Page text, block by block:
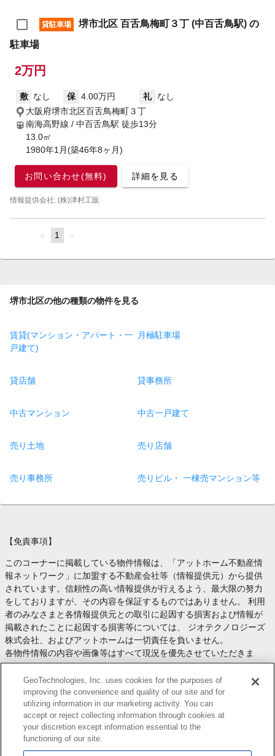
貸駐車場
堺市北区 百舌鳥梅町３丁 (中百舌鳥駅) の
駐車場
2万円
敷 なし 保 4.00万円 礼
なし
大阪府堺市北区百舌鳥梅町３丁
南海高野線 / 中百舌鳥駅 徒歩13分
13.0㎡
1980年1月(築46年8ヶ月)
お問い合わせ(無料) 詳細を見る
情報提供会社: (株)津村工販
page
You're
page
1 page
堺市北区の他の種類の物件を見る
賃貸(マンション・アパート・一
戸建て)
月極駐車場
貸店舗 貸事務所
中古マンション 中古一戸建て
売り土地 売り店舗
売り事務所 売りビル・ 一棟売マンション等
【免責事項】
このコーナーに掲載している物件情報は、「アットホーム不動産情
報ネットワーク」に加盟する不動産会社等（情報提供元）から提供
されています。信頼性の高い情報提供が行えるよう、最大限の努力
をしておりますが、その内容を保証するものではありません。 利用
者のみなさまと各情報提供元との取引に起因する損害および情報が
掲載されたことに起因する損害等については、 ジオテクノロジーズ
株式会社、およびアットホームは一切責任を負いません。
各物件情報の内容や画像等はすべて現況を優先させていただきま
す。
お取引等（お取引の準備、資金調達等を含みます）の際には、内容
や契約条件等について、 各情報提供元より十分な説明を受け、ご自
身でご確認の上、判断してください。
このコーナーへの物件情報のご掲載、その他不動産業務ソリューシ
ョン等についての不動産会社様のお問合せはこちら
します。
GeoTechnologies, Inc. uses cookies for the purposes of
improving the convenience and quality of our site and for
utilizing information in our marketing activity. You can
accept or reject collecting information through cookies at
your discretion except information essential to the
functioning of our site.